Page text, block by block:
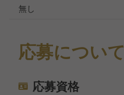
無し
応募について
応募資格